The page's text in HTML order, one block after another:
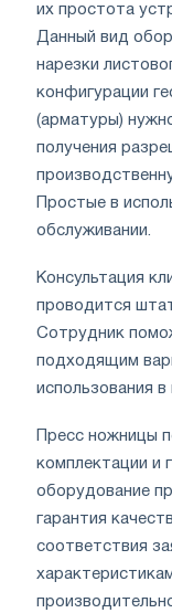
их простота
Данный вид
нарезки
конфигурации
(арматуры)
получения
Простые в
обслуживании.
Консультация
проводится
Сотрудник
подходящим
использования
Пресс ножницы
комплектации и
оборудование
гарантия
соответствия